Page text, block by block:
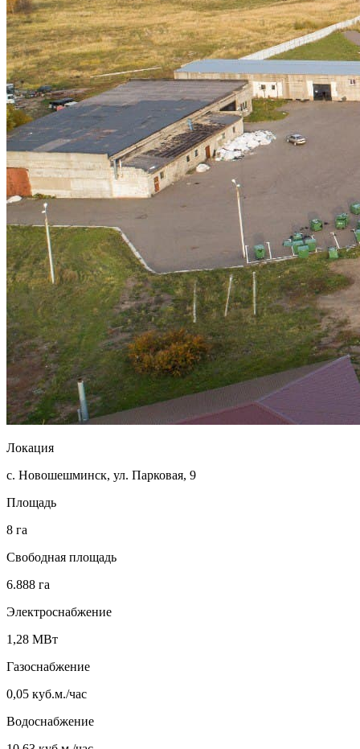
Локация
с. Новошешминск, ул. Парковая, 9
Площадь
8 га
Свободная площадь
6.888 га
Электроснабжение
1,28 МВт
Газоснабжение
0,05 куб.м./час
Водоснабжение